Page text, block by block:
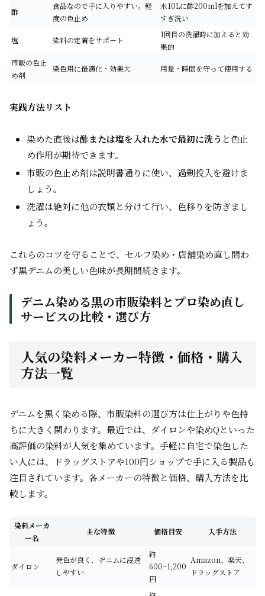
酢
食品なので手に入りやすい。軽
度の色止め
水10Lに酢200mlを加えてす
すぎ洗い
塩 染料の定着をサポート
1回目の洗濯時に加えると効
果的
市販の色止
め剤
染色用に最適化・効果大 用量・時間を守って使用する
実践方法リスト
染めた直後は酢または塩を入れた水で最初に洗う と色止
め作用が期待できます。
市販の色止め剤は説明書通りに使い、過剰投入を避けま
しょう。
洗濯は絶対に他の衣類と分けて行い、色移りを防ぎまし
ょう。
これらのコツを守ることで、セルフ染め・店舗染め直し問わ
ず黒デニムの美しい色味が長期間続きます。
デニム染める黒の市販染料とプロ染め直し
サービスの比較・選び方
人気の染料メーカー特徴・価格・購入
方法一覧
デニムを黒く染める際、市販染料の選び方は仕上がりや色持
ちに大きく関わります。最近では、ダイロンや染めQといった
高評価の染料が人気を集めています。手軽に自宅で染色した
い人には、ドラッグストアや100円ショップで手に入る製品も
注目されています。各メーカーの特徴と価格、購入方法を比
較します。
染料メーカ
ー名
主な特徴 価格目安 入手方法
ダイロン
発色が良く、デニムに浸透
しやすい
約
600~1,200
円
Amazon、楽天、
ドラッグストア